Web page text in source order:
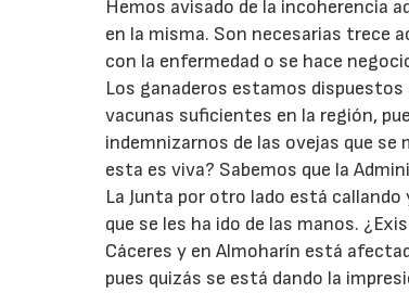
Hemos avisado de la incoherencia
en la misma. Son necesarias trece
con la enfermedad o se hace
Los ganaderos estamos
vacunas suficientes en la región,
indemnizarnos de las ovejas que se
esta es viva? Sabemos que la
La Junta por otro lado está
que se les ha ido de las manos.
Cáceres y en Almoharín está
pues quizás se está dando la